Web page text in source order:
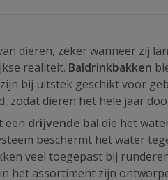
dieren, zeker wanneer zij
realiteit. Baldrinkbakken
bij uitstek geschikt voor
zodat dieren het hele jaar
een drijvende bal die het
beschermt het water
veel toegepast bij
het assortiment zijn